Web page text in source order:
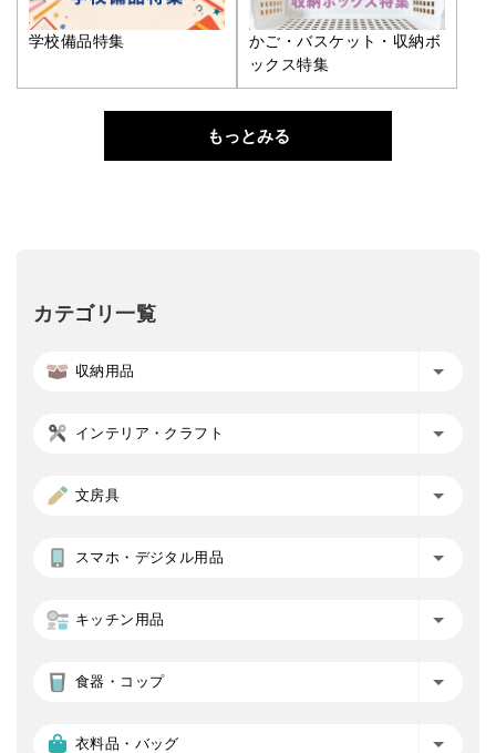
学校備品特集
かご・バスケット・収納ボ
ックス特集
もっとみる
カテゴリ一覧
収納用品
インテリア・クラフト
文房具
スマホ・デジタル用品
キッチン用品
食器・コップ
衣料品・バッグ